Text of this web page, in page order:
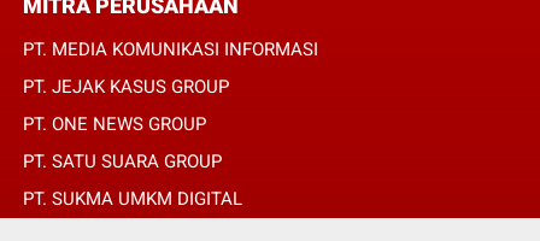
MITRA PERUSAHAAN
PT. MEDIA KOMUNIKASI INFORMASI
PT. JEJAK KASUS GROUP
PT. ONE NEWS GROUP
PT. SATU SUARA GROUP
PT. SUKMA UMKM DIGITAL